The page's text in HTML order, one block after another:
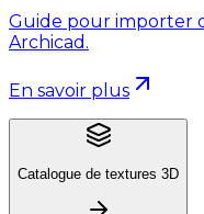
Guide pour importer
Archicad.
En savoir plus
Catalogue de textures 3D